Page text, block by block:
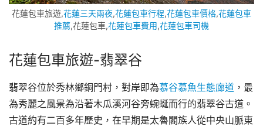
花蓮包車旅遊,花蓮三天兩夜,花蓮包車行程,花蓮包車價格,花蓮包車
推薦,花蓮包車,花蓮包車費用,花蓮包車司機
花蓮包車旅遊-翡翠谷
翡翠谷位於秀林鄉銅門村，對岸即為慕谷慕魚生態廊道 ，最
為秀麗之風景為沿著木瓜溪河谷旁蜿蜒而行的翡翠谷古道。
古道約有二百多年歷史，在早期是太魯閣族人從中央山脈東